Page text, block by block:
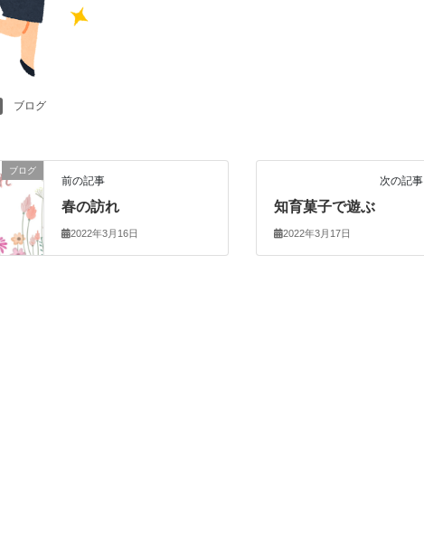
ブログ
ブログ
前の記事
春の訪れ
2022年3月16日
次の記事
知育菓子で遊ぶ
2022年3月17日